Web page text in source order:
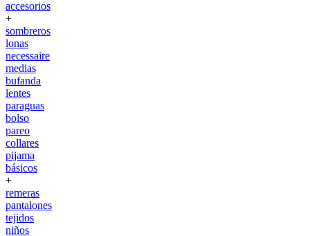
accesorios
+
sombreros
lonas
necessaire
medias
bufanda
lentes
paraguas
bolso
pareo
collares
pijama
básicos
+
remeras
pantalones
tejidos
niños